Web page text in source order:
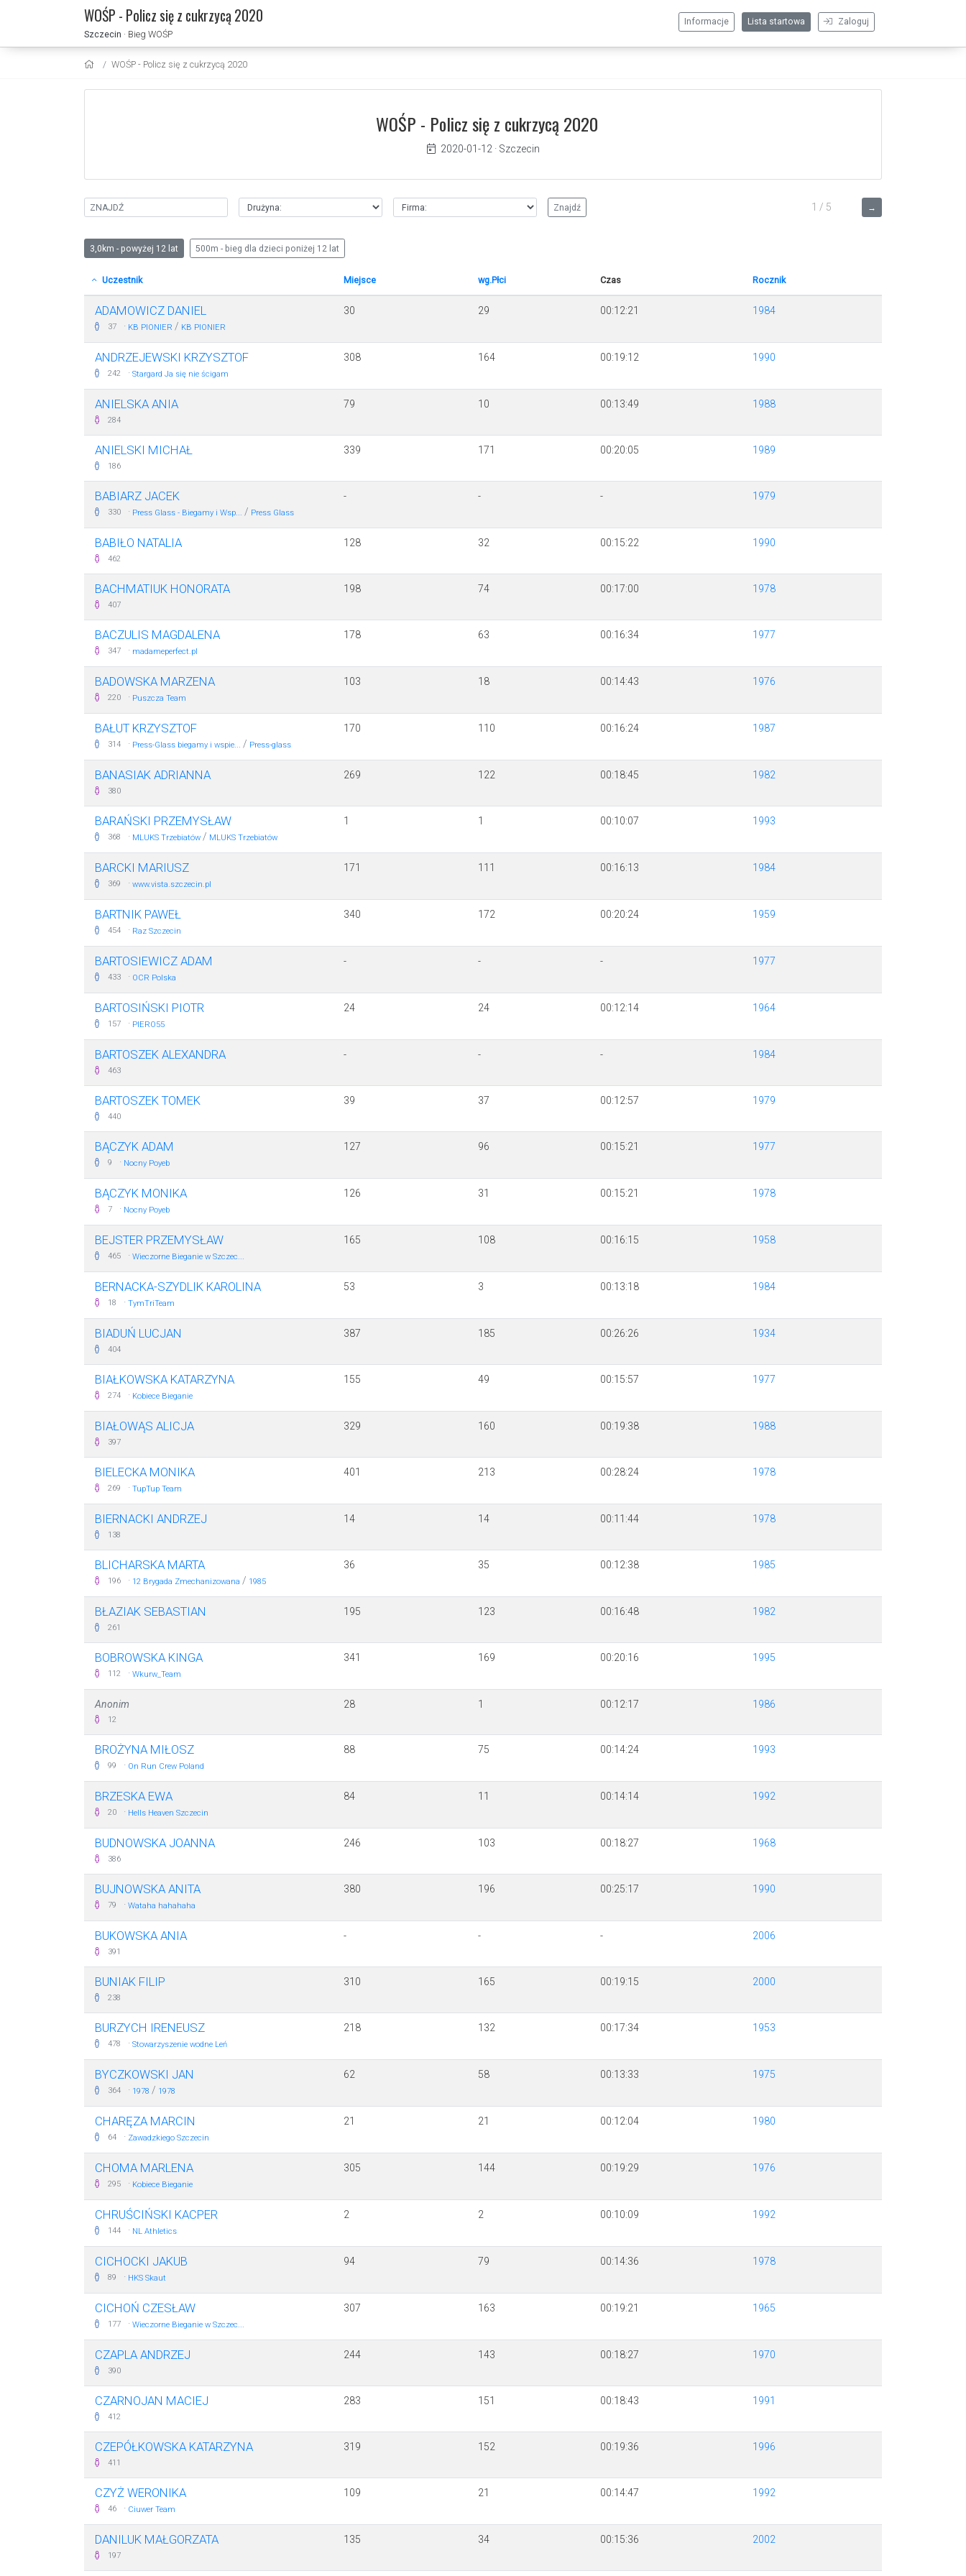
WOŚP - Policz się z cukrzycą 2020
Szczecin · Bieg WOŚP
Zaloguj
Lista startowa
Informacje
WOŚP - Policz się z cukrzycą 2020
WOŚP - Policz się z cukrzycą 2020
2020-01-12 · Szczecin
→
1 / 5
3,0km - powyżej 12 lat 500m - bieg dla dzieci poniżej 12 lat
Uczestnik Miejsce wg.Płci Czas Rocznik
ADAMOWICZ DANIEL
37 · KB PIONIER / KB PIONIER
30 29 00:12:21 1984
ANDRZEJEWSKI KRZYSZTOF
242 · Stargard Ja się nie ścigam
308 164 00:19:12 1990
ANIELSKA ANIA
284
79 10 00:13:49 1988
ANIELSKI MICHAŁ
186
339 171 00:20:05 1989
BABIARZ JACEK
330 · Press Glass - Biegamy i Wsp... / Press Glass
- - - 1979
BABIŁO NATALIA
462
128 32 00:15:22 1990
BACHMATIUK HONORATA
407
198 74 00:17:00 1978
BACZULIS MAGDALENA
347 · madameperfect.pl
178 63 00:16:34 1977
BADOWSKA MARZENA
220 · Puszcza Team
103 18 00:14:43 1976
BAŁUT KRZYSZTOF
314 · Press-Glass biegamy i wspie... / Press-glass
170 110 00:16:24 1987
BANASIAK ADRIANNA
380
269 122 00:18:45 1982
BARAŃSKI PRZEMYSŁAW
368 · MLUKS Trzebiatów / MLUKS Trzebiatów
1 1 00:10:07 1993
BARCKI MARIUSZ
369 · www.vista.szczecin.pl
171 111 00:16:13 1984
BARTNIK PAWEŁ
454 · Raz Szczecin
340 172 00:20:24 1959
BARTOSIEWICZ ADAM
433 · OCR Polska
- - - 1977
BARTOSIŃSKI PIOTR
157 · PIERO55
24 24 00:12:14 1964
BARTOSZEK ALEXANDRA
463
- - - 1984
BARTOSZEK TOMEK
440
39 37 00:12:57 1979
BĄCZYK ADAM
9 · Nocny Poyeb
127 96 00:15:21 1977
BĄCZYK MONIKA
7 · Nocny Poyeb
126 31 00:15:21 1978
BEJSTER PRZEMYSŁAW
465 · Wieczorne Bieganie w Szczec...
165 108 00:16:15 1958
BERNACKA-SZYDLIK KAROLINA
18 · TymTriTeam
53 3 00:13:18 1984
BIADUŃ LUCJAN
404
387 185 00:26:26 1934
BIAŁKOWSKA KATARZYNA
274 · Kobiece Bieganie
155 49 00:15:57 1977
BIAŁOWĄS ALICJA
397
329 160 00:19:38 1988
BIELECKA MONIKA
269 · TupTup Team
401 213 00:28:24 1978
BIERNACKI ANDRZEJ
138
14 14 00:11:44 1978
BLICHARSKA MARTA
196 · 12 Brygada Zmechanizowana / 1985
36 35 00:12:38 1985
BŁAZIAK SEBASTIAN
261
195 123 00:16:48 1982
BOBROWSKA KINGA
112 · Wkurw_Team
341 169 00:20:16 1995
Anonim
12
28 1 00:12:17 1986
BROŻYNA MIŁOSZ
99 · On Run Crew Poland
88 75 00:14:24 1993
BRZESKA EWA
20 · Hells Heaven Szczecin
84 11 00:14:14 1992
BUDNOWSKA JOANNA
386
246 103 00:18:27 1968
BUJNOWSKA ANITA
79 · Wataha hahahaha
380 196 00:25:17 1990
BUKOWSKA ANIA
391
- - - 2006
BUNIAK FILIP
238
310 165 00:19:15 2000
BURZYCH IRENEUSZ
478 · Stowarzyszenie wodne Leń
218 132 00:17:34 1953
BYCZKOWSKI JAN
364 · 1978 / 1978
62 58 00:13:33 1975
CHARĘZA MARCIN
64 · Zawadzkiego Szczecin
21 21 00:12:04 1980
CHOMA MARLENA
295 · Kobiece Bieganie
305 144 00:19:29 1976
CHRUŚCIŃSKI KACPER
144 · NL Athletics
2 2 00:10:09 1992
CICHOCKI JAKUB
89 · HKS Skaut
94 79 00:14:36 1978
CICHOŃ CZESŁAW
177 · Wieczorne Bieganie w Szczec...
307 163 00:19:21 1965
CZAPLA ANDRZEJ
390
244 143 00:18:27 1970
CZARNOJAN MACIEJ
412
283 151 00:18:43 1991
CZEPÓŁKOWSKA KATARZYNA
411
319 152 00:19:36 1996
CZYŻ WERONIKA
46 · Ciuwer Team
109 21 00:14:47 1992
DANILUK MAŁGORZATA
197
135 34 00:15:36 2002